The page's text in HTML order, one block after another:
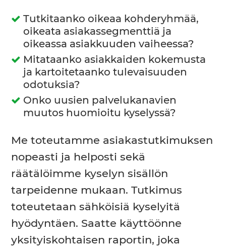
Tutkitaanko oikeaa kohderyhmää,
oikeata asiakassegmenttiä ja
oikeassa asiakkuuden vaiheessa?
Mitataanko asiakkaiden kokemusta
ja kartoitetaanko tulevaisuuden
odotuksia?
Onko uusien palvelukanavien
muutos huomioitu kyselyssä?
Me toteutamme asiakastutkimuksen
nopeasti ja helposti sekä
räätälöimme kyselyn sisällön
tarpeidenne mukaan. Tutkimus
toteutetaan sähköisiä kyselyitä
hyödyntäen. Saatte käyttöönne
yksityiskohtaisen raportin, joka